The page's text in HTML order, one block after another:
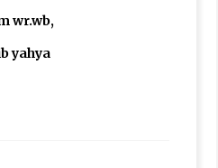
wr.wb,
yahya